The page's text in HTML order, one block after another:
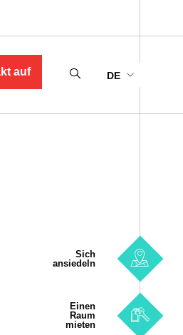
auf DE
Sich
ansiedeln
Einen
Raum
mieten